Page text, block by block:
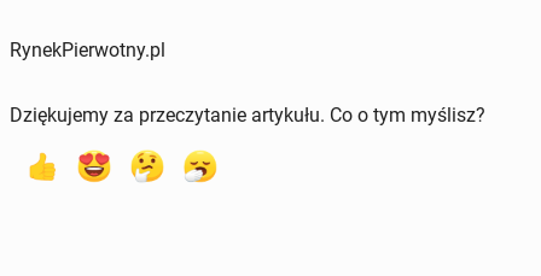
RynekPierwotny.pl
Dziękujemy za przeczytanie artykułu. Co o tym myślisz?